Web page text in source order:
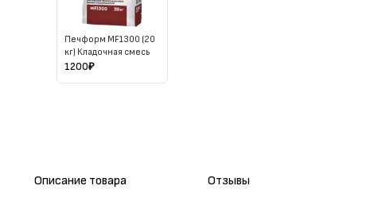
Печформ MF1300 (20
кг) Кладочная смесь
1200₽
Описание товара Отзывы